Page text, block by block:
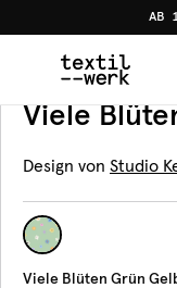
AB
Produkte
Bettwäsche
Viele
Design von Studio
Viele Blüten Grün